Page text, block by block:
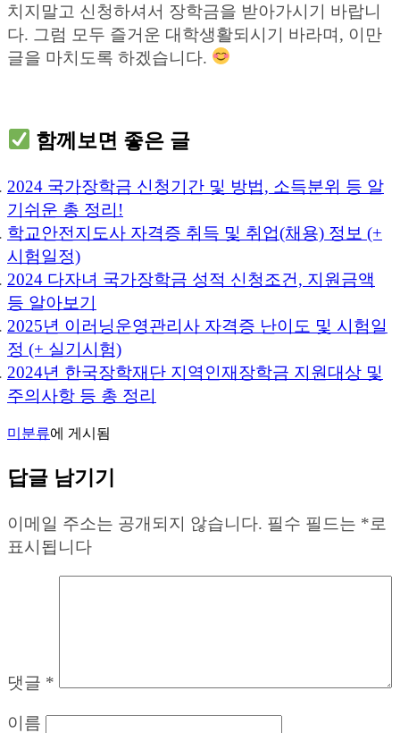
치지말고 신청하셔서 장학금을 받아가시기 바랍니
다. 그럼 모두 즐거운 대학생활되시기 바라며, 이만
글을 마치도록 하겠습니다.
함께보면 좋은 글
2024 국가장학금 신청기간 및 방법, 소득분위 등 알
기쉬운 총 정리!
학교안전지도사 자격증 취득 및 취업(채용) 정보 (+
시험일정)
2024 다자녀 국가장학금 성적 신청조건, 지원금액
등 알아보기
2025년 이러닝운영관리사 자격증 난이도 및 시험일
정 (+ 실기시험)
2024년 한국장학재단 지역인재장학금 지원대상 및
주의사항 등 총 정리
미분류에 게시됨
답글 남기기
이메일 주소는 공개되지 않습니다. 필수 필드는 *로
표시됩니다
댓글 *
이름